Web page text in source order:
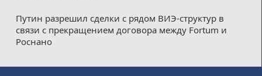
Путин разрешил сделки с рядом ВИЭ-структур в
связи с прекращением договора между Fortum и
Роснано